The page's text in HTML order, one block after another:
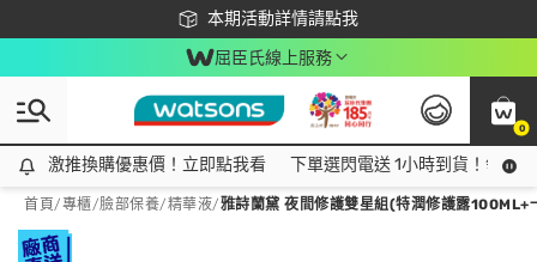
本期活動詳情請點我
下載app最高回饋$350
屈臣氏線上服務
0
激推換購優惠價！立即點我看
激推換購優惠價！立即點我看 下單選閃電送 1小時到貨！領神
首頁/專櫃/臉部保養/精華液/雅詩蘭黛 夜間修護雙星組(特潤修護露